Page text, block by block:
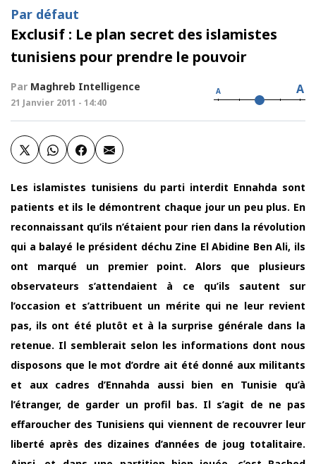
Par défaut
Exclusif : Le plan secret des islamistes
tunisiens pour prendre le pouvoir
Par Maghreb Intelligence
21 Janvier 2011 - 14:40
A A
Les islamistes tunisiens du parti interdit Ennahda sont
patients et ils le démontrent chaque jour un peu plus. En
reconnaissant qu’ils n’étaient pour rien dans la révolution
qui a balayé le président déchu Zine El Abidine Ben Ali, ils
ont marqué un premier point. Alors que plusieurs
observateurs s’attendaient à ce qu’ils sautent sur
l’occasion et s’attribuent un mérite qui ne leur revient
pas, ils ont été plutôt et à la surprise générale dans la
retenue. Il semblerait selon les informations dont nous
disposons que le mot d’ordre ait été donné aux militants
et aux cadres d’Ennahda aussi bien en Tunisie qu’à
l’étranger, de garder un profil bas. Il s’agit de ne pas
effaroucher des Tunisiens qui viennent de recouvrer leur
liberté après des dizaines d’années de joug totalitaire.